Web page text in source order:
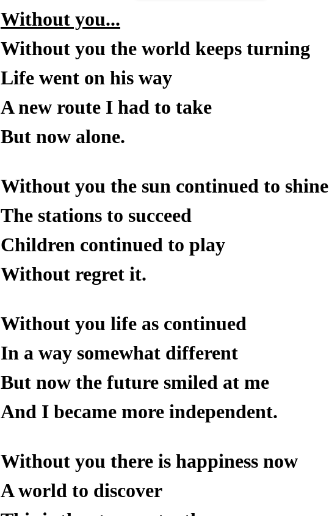
Without you...
Without you the world keeps turning
Life went on his way
A new route I had to take
But now alone.
Without you the sun continued to shine
The stations to succeed
Children continued to play
Without regret it.
Without you life as continued
In a way somewhat different
But now the future smiled at me
And I became more independent.
Without you there is happiness now
A world to discover